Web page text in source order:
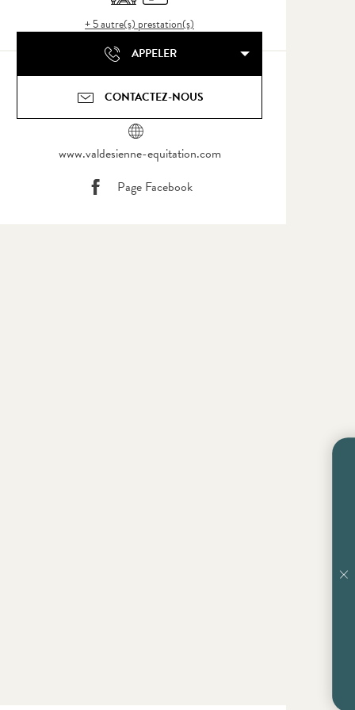
+ 5 autre(s) prestation(s)
APPELER
CONTACTEZ-NOUS
www.valdesienne-equitation.com
Page Facebook